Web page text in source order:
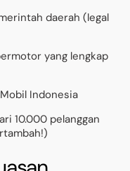
daerah (legal
yang lengkap
Indonesia
10.000 pelanggan